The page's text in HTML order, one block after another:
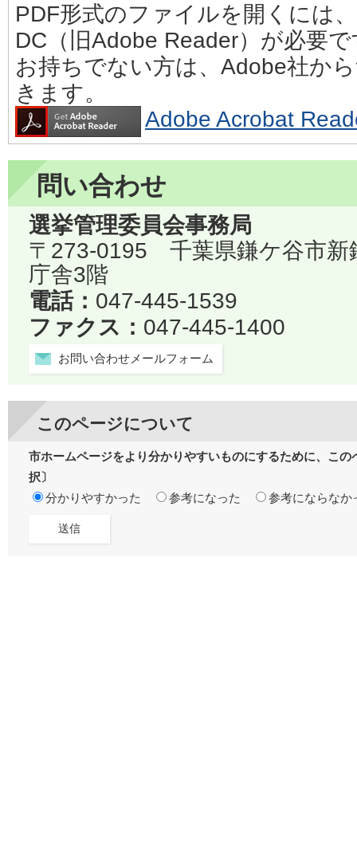
PDF形式のファイルを開くには
DC（旧Adobe Reader）が必要
お持ちでない方は、Adobe社か
きます。
Adobe Acrobat
問い合わせ
選挙管理委員会事務局
〒273-0195 千葉県鎌ケ谷市
庁舎3階
電話： 047-445-1539
ファクス： 047-445-1400
お問い合わせメールフォーム
このページについて
市ホームページをより分かりやすいものにするために、こ
択〕
分かりやすかった
参考になった 参考にならなか